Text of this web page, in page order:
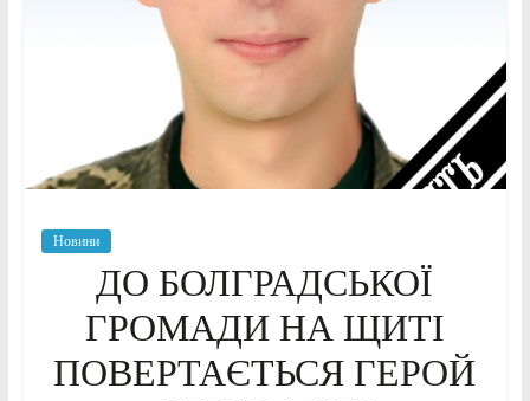
Новини
ДО БОЛГРАДСЬКОЇ
ГРОМАДИ НА ЩИТІ
ПОВЕРТАЄТЬСЯ ГЕРОЙ